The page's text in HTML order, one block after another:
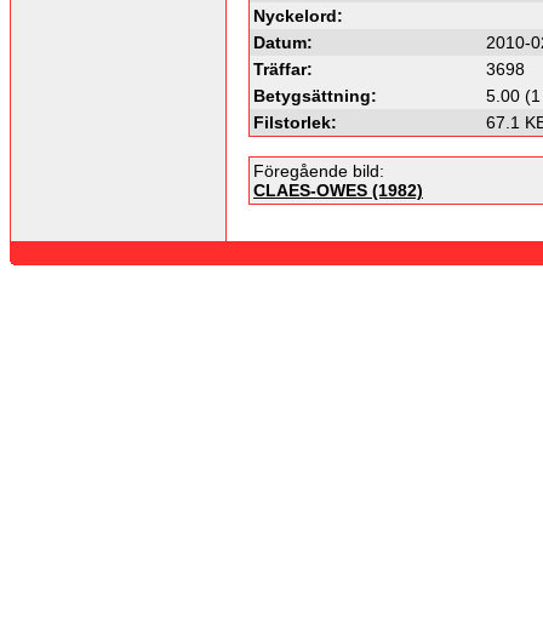
Nyckelord:
Datum:
2010-
Träffar:
3698
Betygsättning:
5.00
Filstorlek:
67.1
Föregående bild:
CLAES-OWES (1982)